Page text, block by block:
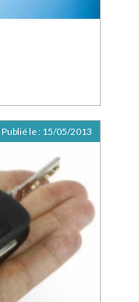
Publié le : 15/05/2013